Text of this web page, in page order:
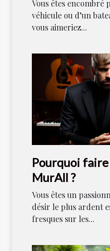
Vous êtes encombré
véhicule ou d’un
vous aimeriez...
Pourquoi
MurAll ?
Vous êtes un
désir le plus ardent
fresques sur les...